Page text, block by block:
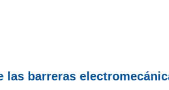
las barreras